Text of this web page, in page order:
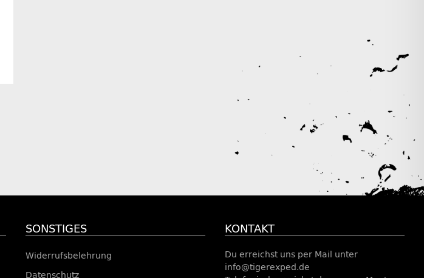
SONSTIGES
Widerrufsbelehrung
Datenschutz
KONTAKT
Du erreichst uns per Mail unter
info@tigerexped.de